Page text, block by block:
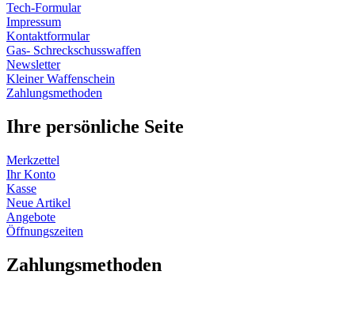
Tech-Formular
Impressum
Kontaktformular
Gas- Schreckschusswaffen
Newsletter
Kleiner Waffenschein
Zahlungsmethoden
Ihre persönliche Seite
Merkzettel
Ihr Konto
Kasse
Neue Artikel
Angebote
Öffnungszeiten
Zahlungsmethoden